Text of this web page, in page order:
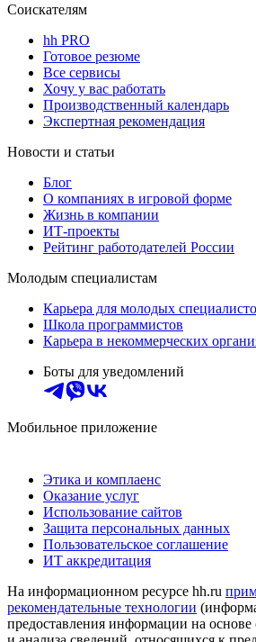
Соискателям
hh PRO
Готовое резюме
Все сервисы
Хочу у вас работать
Производственный календарь
Экспертная рекомендация
Новости и статьи
Блог
О компаниях в игровой форме
Жизнь в компании
ИТ-проекты
Рейтинг работодателей России
Молодым специалистам
Карьера для молодых
Школа программистов
Карьера в некоммерческих
Боты для уведомлений
Мобильное приложение
Этика и комплаенс
Оказание услуг
Использование сайтов
Защита персональных данных
Пользовательское соглашение
ИТ аккредитация
На информационном ресурсе hh.ru
рекомендательные технологии
предоставления информации на основе